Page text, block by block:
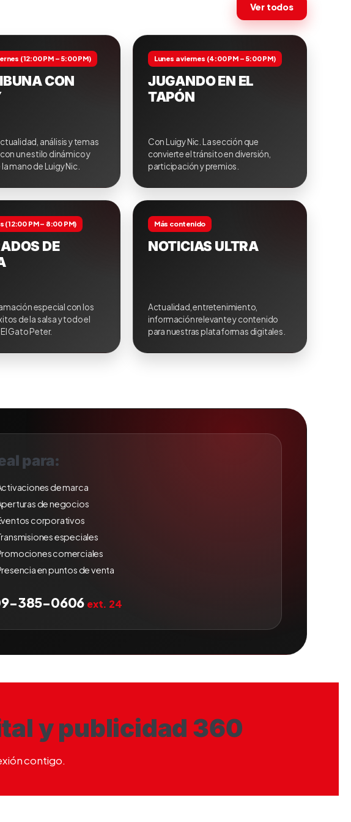
Ver todos
(12:00 PM – 5:00 PM)
CON
análisis y temas
un estilo dinámico y
mano de Luigy Nic.
Lunes a viernes (4:00 PM – 5:00 PM)
JUGANDO EN EL
TAPÓN
Con Luigy Nic. La sección que
convierte el tránsito en diversión,
participación y premios.
(12:00 PM – 8:00 PM)
DE
especial con los
de la salsa y todo el
Gato Peter.
Más contenido
NOTICIAS ULTRA
Actualidad, entretenimiento,
información relevante y contenido
para nuestras plataformas digitales.
para:
de marca
de negocios
corporativos
especiales
comerciales
en puntos de venta
385-0606 ext. 24
y publicidad 360
contigo.